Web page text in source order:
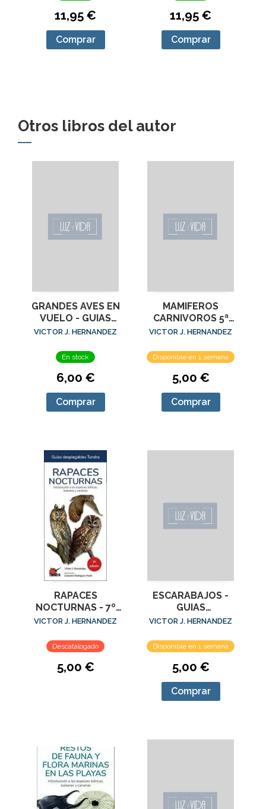
11,95 €
Comprar
11,95 €
Comprar
Otros libros del autor
GRANDES AVES EN
VUELO - GUIAS
DESPLEGABLES
VICTOR J. HERNANDEZ
En stock
6,00 €
Comprar
MAMIFEROS
CARNIVOROS 5ª
EDICION - GUIAS
TUNDRA
VICTOR J. HERNANDEZ
Disponible en 1 semana
5,00 €
Comprar
RAPACES
NOCTURNAS - 7º
ED.
VICTOR J. HERNANDEZ
Descatalogado
5,00 €
ESCARABAJOS -
GUIAS
DESPLEGABLES
VICTOR J. HERNANDEZ
Disponible en 1 semana
5,00 €
Comprar